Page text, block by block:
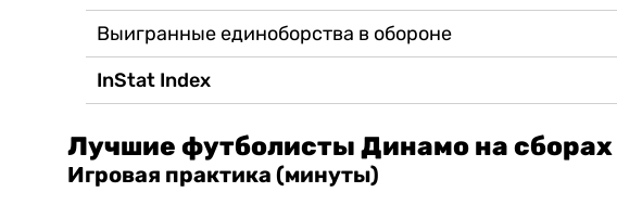
Выигранные единоборства в обороне
InStat Index
Лучшие футболисты Динамо на сборах
Игровая практика (минуты)